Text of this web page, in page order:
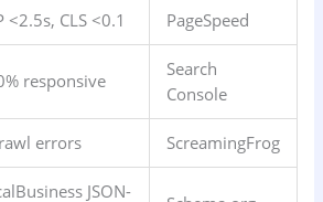
<2.5s, CLS <0.1 PageSpeed
responsive
Search
Console
errors ScreamingFrog
JSON-